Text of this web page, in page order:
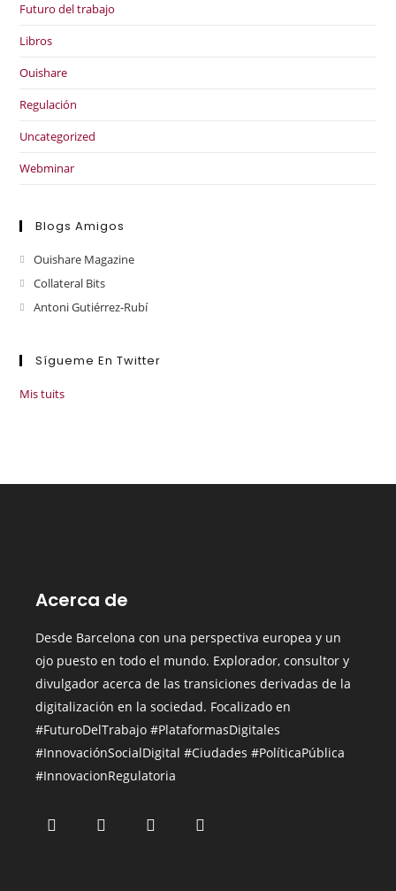
Futuro del trabajo
Libros
Ouishare
Regulación
Uncategorized
Webminar
Blogs Amigos
Ouishare Magazine
Collateral Bits
Antoni Gutiérrez-Rubí
Sígueme En Twitter
Mis tuits
Acerca de
Desde Barcelona con una perspectiva europea y un
ojo puesto en todo el mundo. Explorador, consultor y
divulgador acerca de las transiciones derivadas de la
digitalización en la sociedad. Focalizado en
#FuturoDelTrabajo #PlataformasDigitales
#InnovaciónSocialDigital #Ciudades #PolíticaPública
#InnovacionRegulatoria